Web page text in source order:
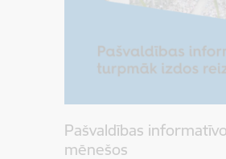
Pašvaldības
mēnešos